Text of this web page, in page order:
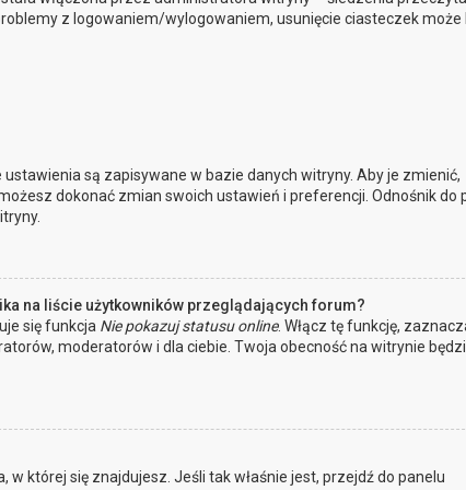
z logowaniem/wylogowaniem, usunięcie ciasteczek może
są zapisywane w bazie danych witryny. Aby je zmienić,
dokonać zmian swoich ustawień i preferencji. Odnośnik do
na liście użytkowników przeglądających forum?
się funkcja Nie pokazuj statusu online. Włącz tę funkcję,
moderatorów i dla ciebie. Twoja obecność na witrynie
której się znajdujesz. Jeśli tak właśnie jest, przejdź do panelu